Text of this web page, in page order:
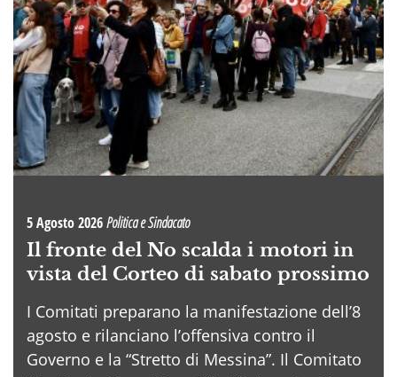
5 Agosto 2026Politica e Sindacato
Il fronte del No scalda i motori in
vista del Corteo di sabato prossimo
I Comitati preparano la manifestazione dell’8
agosto e rilanciano l’offensiva contro il
Governo e la “Stretto di Messina”. Il Comitato